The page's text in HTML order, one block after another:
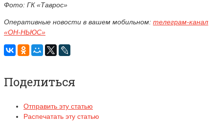
Фото: ГК «Таврос»
Оперативные новости в вашем мобильном: телеграм-канал
«ОН-НЬЮС»
Поделиться
Отправить эту статью
Распечатать эту статью